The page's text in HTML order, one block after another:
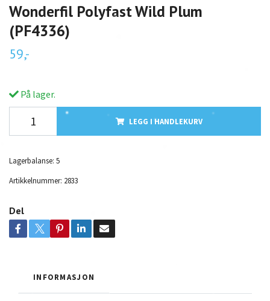
Wonderfil Polyfast Wild Plum
(PF4336)
59,-
På lager.
LEGG I HANDLEKURV
Lagerbalanse: 5
Artikkelnummer: 2833
Del
INFORMASJON